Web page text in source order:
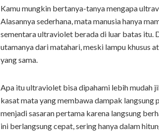
Kamu mungkin bertanya-tanya mengapa
Alasannya sederhana, mata manusia hanya
sementara ultraviolet berada di luar batas itu.
utamanya dari matahari, meski lampu khusus
yang sama.
Apa itu ultraviolet bisa dipahami lebih mudah
kasat mata yang membawa dampak
menjadi sasaran pertama karena langsung
ini berlangsung cepat, sering hanya dalam